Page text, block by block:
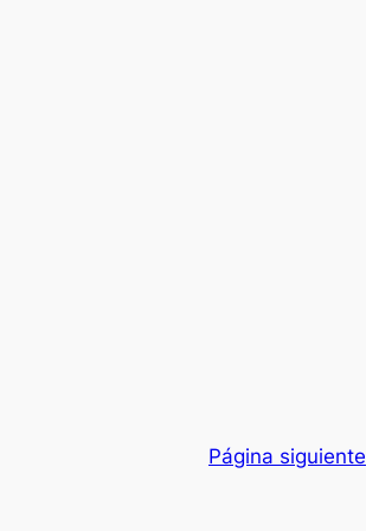
Página siguiente